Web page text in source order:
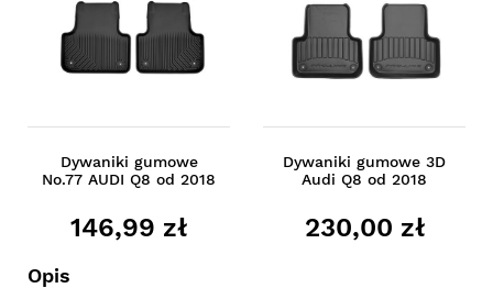
Dywaniki gumowe
No.77 AUDI Q8 od 2018
146,99 zł
Dywaniki gumowe 3D
Audi Q8 od 2018
230,00 zł
Opis